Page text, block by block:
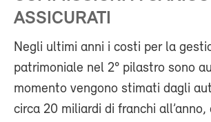
ASSICURATI
Negli ultimi anni i costi per la
patrimoniale nel 2° pilastro sono
momento vengono stimati dagli
circa 20 miliardi di franchi all’anno,